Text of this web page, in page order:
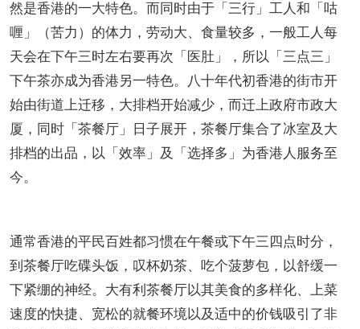
然是香港的一大特色。而同时由于「三行」工人和「咕
喱」（苦力）的体力，劳动大、食量较多，一般工人每
天会在下午三时左右要再次「医肚」，所以「三点三」
下午茶亦成为香港另一特色。八十年代初香港的街市开
始由街道上迁移，大排档开始减少，而迁上政府市政大
厦，同时「茶餐厅」日子展开，茶餐厅集合了冰室及大
排档的出品，以「效率」及「选择多」为香港人服务至
今。
通常香港的平民百姓都习惯在午餐或下午三四点时分，
到茶餐厅吃碟头饭，叹杯奶茶、吃个菠萝包，以舒缓一
下紧绷的神经。大有利茶餐厅以其美食的多样化、上菜
速度的快捷、宽松的就餐环境以及适中的价钱吸引了非